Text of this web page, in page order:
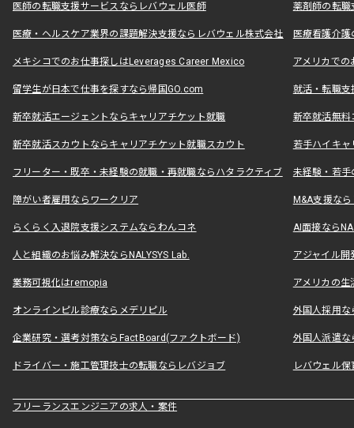
医師の転職支援サービスならレバウェル医師 薬剤師の転
医療・ヘルスケア業界の課題解決支援ならレバウェル株式会社 医療看護介
メキシコでのお仕事探しはLeverages Career Mexico アメリカで
留学生が日本で仕事を探すなら帰国GO.com 就活・転職
新卒就活エージェントならキャリアチケット就職 新卒就活無料
新卒就活スカウトならキャリアチケット就職スカウト 若手ハイキ
フリーター・既卒・未経験の就職・再就職ならハタラクティブ 未経験・若手
障がい者雇用ならワークリア M&A支援な
らくらく入退院支援システムならわんコネ AI面接なら
人と組織のお悩み解決ならNALYSYS Lab. アジャイル
業務可視化はremopia アメリカの
オンラインピル診療ならメデリピル 外国人採用
企業研究・選考対策ならFactBoard(ファクトボード) 外国人派遣な
ドライバー・施工管理技士の転職ならレバジョブ レバウェル
フリーランスエンジニアの求人・案件